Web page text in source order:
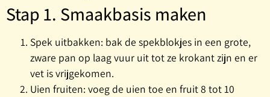
Stap 1. Smaakbasis maken
Spek uitbakken: bak de spekblokjes in een grote,
zware pan op laag vuur uit tot ze krokant zijn en er
vet is vrijgekomen.
Uien fruiten: voeg de uien toe en fruit 8 tot 10